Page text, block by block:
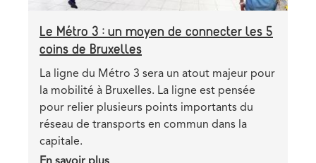
Le Métro 3 : un moyen de connecter les 5
coins de Bruxelles
Teaser
La ligne du Métro 3 sera un atout majeur pour
la mobilité à Bruxelles. La ligne est pensée
pour relier plusieurs points importants du
réseau de transports en commun dans la
capitale.